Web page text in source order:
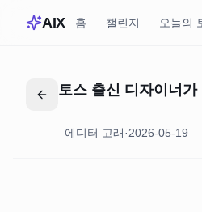
AIX 홈 챌린지 오늘의
토스 출신 디자이너
에디터 고래·2026-05-19